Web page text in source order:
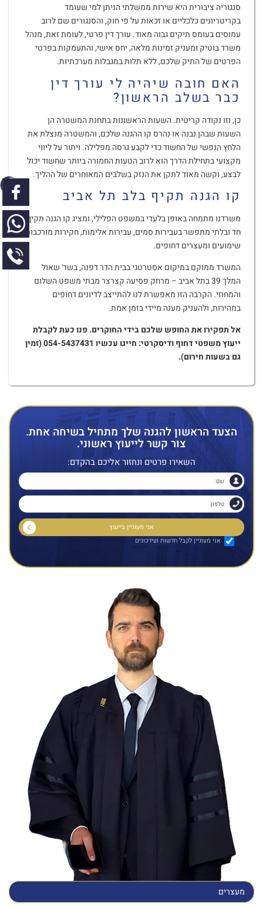
מעצרים
סנגוריה ציבורית היא שירות ממשלתי הניתן למי שעומד
בקריטריונים כלכליים או זכאות על פי חוק, והסנגורים שם לרוב
עמוסים בעומס תיקים גבוה מאוד. עורך דין פרטי, לעומת זאת, מנהל
משרד בוטיק ומעניק זמינות מלאה, יחס אישי, והתעמקות בפרטי
הפרטים של התיק שלכם, ללא תלות במגבלות מערכתיות.
האם חובה שיהיה לי עורך דין
כבר בשלב הראשון?
כן, וזו נקודה קריטית. השעות הראשונות בתחנת המשטרה הן
השעות שבהן נבנה או נהרס קו ההגנה שלכם, והמשטרה מנצלת את
הלחץ הנפשי של החשוד כדי לקבע גרסה מפלילה. ויתור על ליווי
מקצועי בתחילת הדרך הוא לרוב הטעות החמורה ביותר שחשוד יכול
לבצע, וקשה מאוד לתקן את הנזק בשלבים המאוחרים של ההליך.
קו הגנה תקיף בלב תל אביב
משרדנו מתמחה באופן בלעדי במשפט הפלילי, ומציג קו הגנה תקיף,
חד ובלתי מתפשר בעבירות סמים, עבירות אלימות, חקירות מורכבות,
שימועים ומעצרים דחופים.
המשרד ממוקם במיקום אסטרטגי בבית הדר דפנה, בשד' שאול
המלך 39 בתל אביב – מרחק פסיעה קצרצר מבתי משפט השלום
והמחוזי. הקרבה הזו מאפשרת לנו להתייצב לדיונים דחופים
במהירות, ולהעניק מענה מיידי בזמן אמת.
אל תפקירו את החופש שלכם בידי החוקרים. פנו כעת לקבלת
ייעוץ משפטי דחוף ודיסקרטי: חייגו עכשיו 054-5437431 (זמין
גם בשעות חירום).
הצעד הראשון להגנה שלך מתחיל בשיחה אחת.
צור קשר לייעוץ ראשוני.
השאירו פרטים ונחזור אליכם בהקדם:
אני מעוניין לקבל חדשות ועידכונים